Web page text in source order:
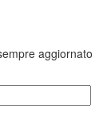
aggiornato